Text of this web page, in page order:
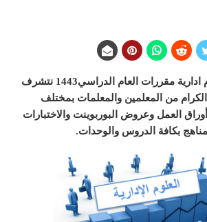
تحضير فواز مادة علوم ادارية مقررات العام الدراسي1443 نتشرف
من المعلمين والمعلمات بمختلف
العمل وعروض البوربوينت والاختبارات
بكافة الدروس والوحدات.